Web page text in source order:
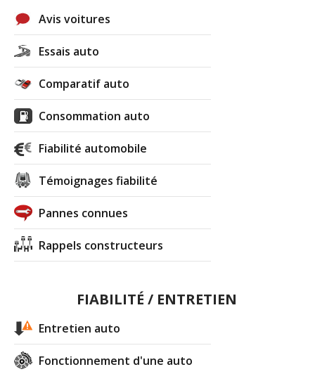
Avis voitures
Essais auto
Comparatif auto
Consommation auto
Fiabilité automobile
Témoignages fiabilité
Pannes connues
Rappels constructeurs
FIABILITÉ / ENTRETIEN
Entretien auto
Fonctionnement d'une auto